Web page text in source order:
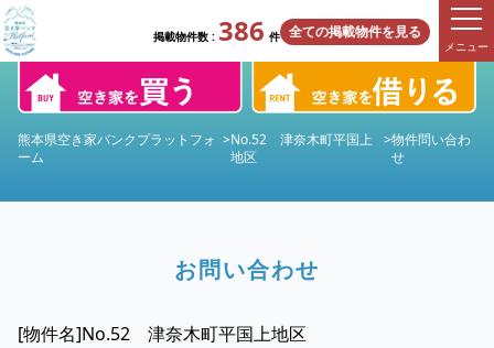
掲載物件数 : 386 件 全ての掲載物件を見る
メニュー
熊本県空き家バンクプラットフォ
ーム
>No.52 津奈木町平国上
地区
>物件問い合わ
せ
お問い合わせ
[物件名]No.52 津奈木町平国上地区